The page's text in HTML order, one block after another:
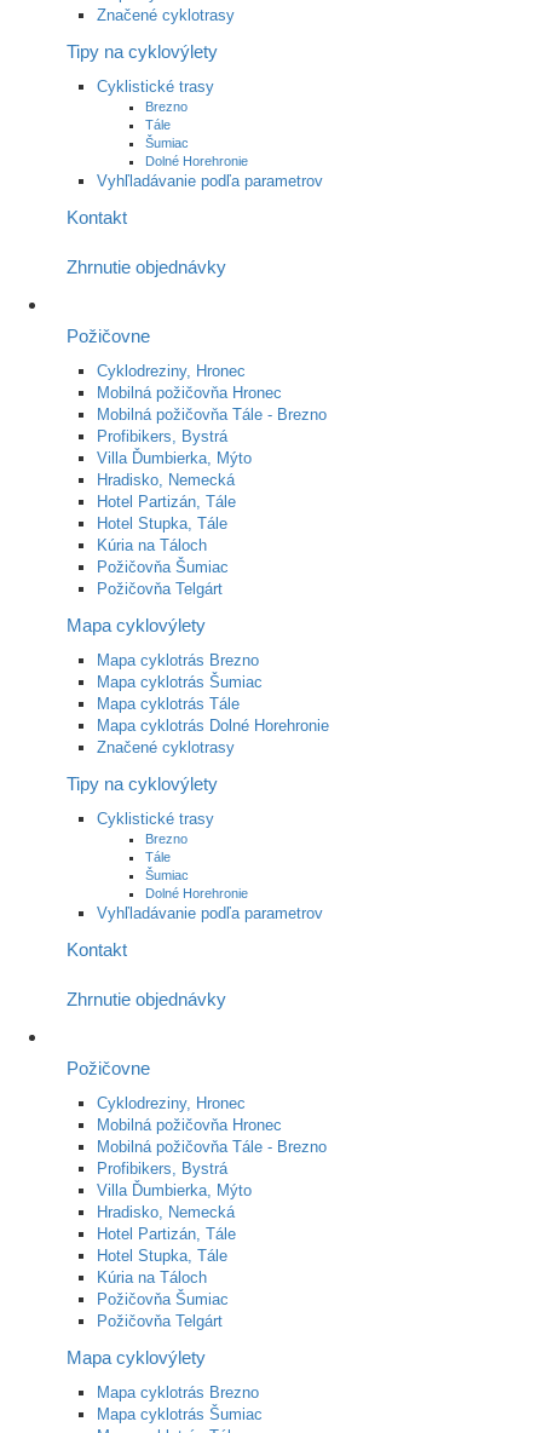
Značené cyklotrasy
Tipy na cyklovýlety
Cyklistické trasy
Brezno
Tále
Šumiac
Dolné Horehronie
Vyhľladávanie podľa parametrov
Kontakt
Zhrnutie objednávky
Požičovne
Cyklodreziny, Hronec
Mobilná požičovňa Hronec
Mobilná požičovňa Tále - Brezno
Profibikers, Bystrá
Villa Ďumbierka, Mýto
Hradisko, Nemecká
Hotel Partizán, Tále
Hotel Stupka, Tále
Kúria na Táloch
Požičovňa Šumiac
Požičovňa Telgárt
Mapa cyklovýlety
Mapa cyklotrás Brezno
Mapa cyklotrás Šumiac
Mapa cyklotrás Tále
Mapa cyklotrás Dolné Horehronie
Značené cyklotrasy
Tipy na cyklovýlety
Cyklistické trasy
Brezno
Tále
Šumiac
Dolné Horehronie
Vyhľladávanie podľa parametrov
Kontakt
Zhrnutie objednávky
Požičovne
Cyklodreziny, Hronec
Mobilná požičovňa Hronec
Mobilná požičovňa Tále - Brezno
Profibikers, Bystrá
Villa Ďumbierka, Mýto
Hradisko, Nemecká
Hotel Partizán, Tále
Hotel Stupka, Tále
Kúria na Táloch
Požičovňa Šumiac
Požičovňa Telgárt
Mapa cyklovýlety
Mapa cyklotrás Brezno
Mapa cyklotrás Šumiac